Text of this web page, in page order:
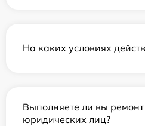
На каких условиях
Выполняете ли вы
юридических лиц?